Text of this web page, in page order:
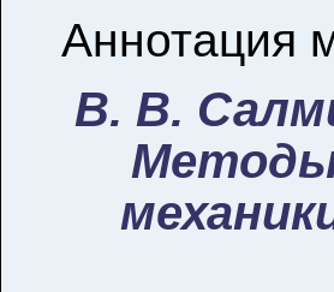
Аннотация
В. В.
Методы